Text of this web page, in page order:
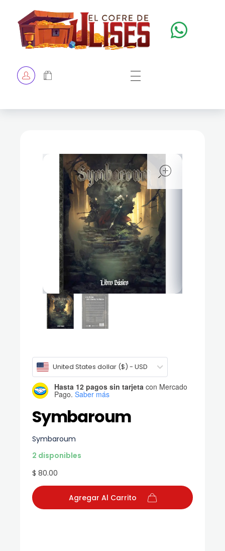
TIENDA
Symbaroum
$ 80.00
United States dollar ($) - USD
Symbaroum
2 disponibles
Hasta 12 pagos sin tarjeta con Mercado
Pago. Saber más
Agregar Al Carrito